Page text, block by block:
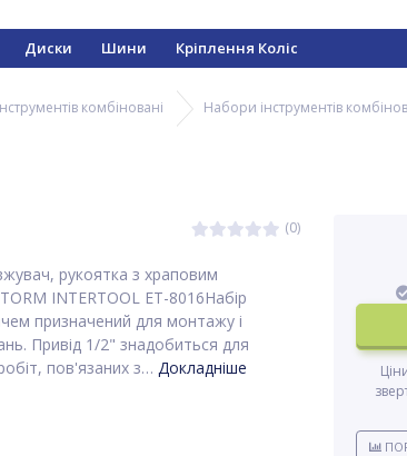
Диски Шини Кріплення Коліс
комбіновані
Набори інструментів
(0)
рукоятка з храповим
INTERTOOL ET-8016Набір
призначений для монтажу і
Привід 1/2" знадобиться для
пов'язаних з… Докладніше